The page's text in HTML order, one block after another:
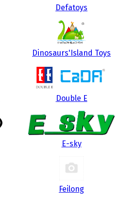
Defatoys
Dinosaurs'Island Toys
Double E
E-sky
Feilong